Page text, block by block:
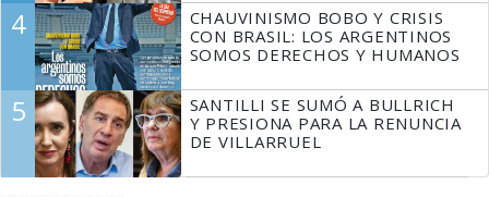
4
CHAUVINISMO BOBO Y CRISIS
CON BRASIL: LOS ARGENTINOS
SOMOS DERECHOS Y HUMANOS
5
SANTILLI SE SUMÓ A BULLRICH
Y PRESIONA PARA LA RENUNCIA
DE VILLARRUEL